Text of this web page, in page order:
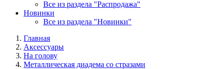
Все из раздела "Распродажа"
Новинки
Все из раздела "Новинки"
Главная
Аксессуары
На голову
Металлическая диадема со стразами